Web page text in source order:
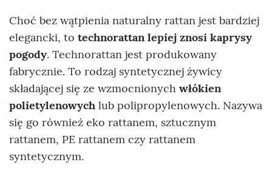
Choć bez wątpienia naturalny rattan jest bardziej
elegancki, to technorattan lepiej znosi kaprysy
pogody. Technorattan jest produkowany
fabrycznie. To rodzaj syntetycznej żywicy
składającej się ze wzmocnionych włókien
polietylenowych lub polipropylenowych. Nazywa
się go również eko rattanem, sztucznym
rattanem, PE rattanem czy rattanem
syntetycznym.